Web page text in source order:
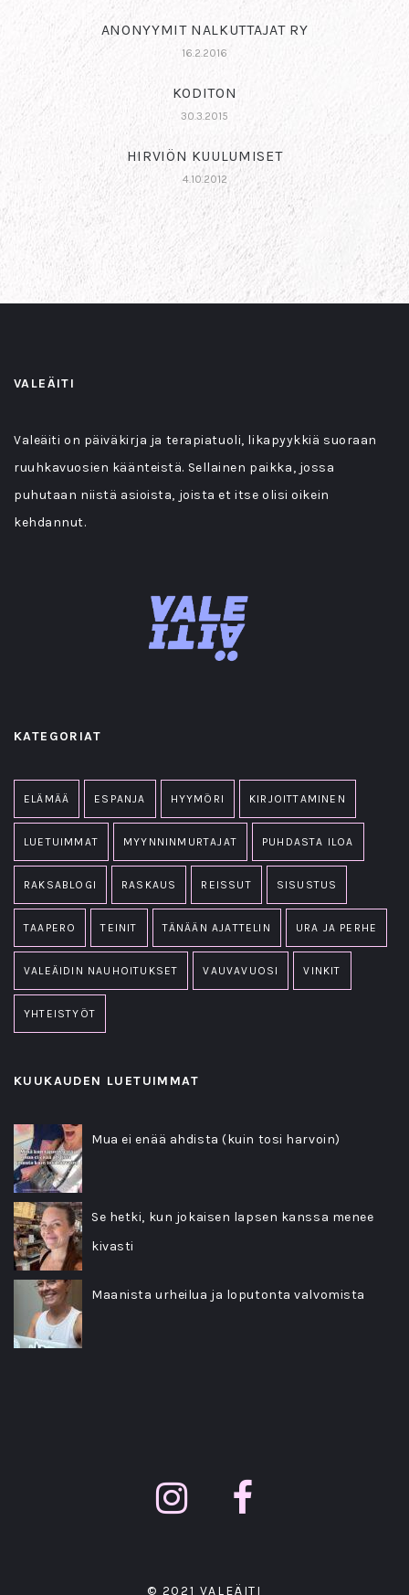
ANONYYMIT NALKUTTAJAT RY
16.2.2016
KODITON
30.3.2015
HIRVIÖN KUULUMISET
4.10.2012
VALEÄITI
Valeäiti on päiväkirja ja terapiatuoli, likapyykkiä suoraan
ruuhkavuosien käänteistä. Sellainen paikka, jossa
puhutaan niistä asioista, joista et itse olisi oikein
kehdannut.
KATEGORIAT
ELÄMÄÄ ESPANJA HYYMÖRI KIRJOITTAMINEN
LUETUIMMAT MYYNNINMURTAJAT PUHDASTA ILOA
RAKSABLOGI RASKAUS REISSUT SISUSTUS
TAAPERO TEINIT TÄNÄÄN AJATTELIN URA JA PERHE
VALEÄIDIN NAUHOITUKSET VAUVAVUOSI VINKIT
YHTEISTYÖT
KUUKAUDEN LUETUIMMAT
Mua ei enää ahdista (kuin tosi harvoin)
Se hetki, kun jokaisen lapsen kanssa menee
kivasti
Maanista urheilua ja loputonta valvomista
© 2021 VALEÄITI